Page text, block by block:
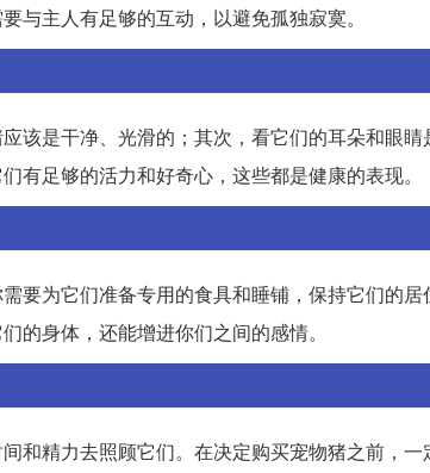
与主人有足够的互动，以避免孤独寂寞。
该是干净、光滑的；其次，看它们的耳朵和眼睛
有足够的活力和好奇心，这些都是健康的表现。
要为它们准备专用的食具和睡铺，保持它们的居
的身体，还能增进你们之间的感情。
和精力去照顾它们。在决定购买宠物猪之前，一